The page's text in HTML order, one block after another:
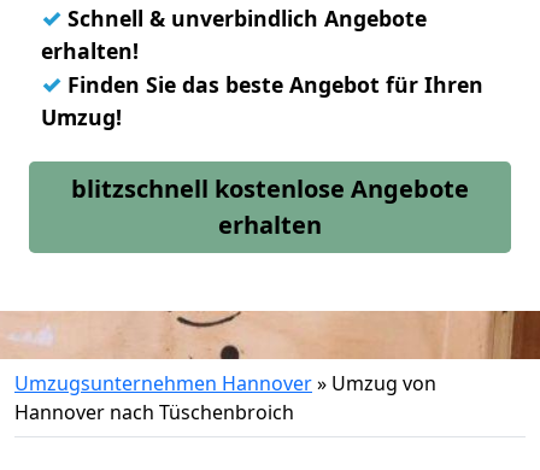
✓ Schnell & unverbindlich Angebote
erhalten!
✓ Finden Sie das beste Angebot für Ihren
Umzug!
blitzschnell kostenlose Angebote
erhalten
Umzugsunternehmen Hannover» Umzug von
Hannover nach Tüschenbroich